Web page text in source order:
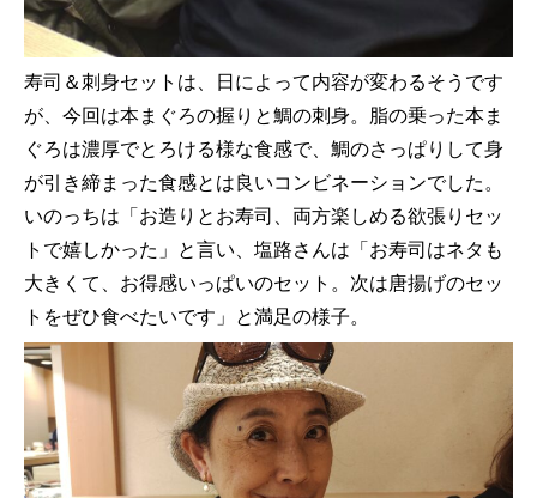
寿司＆刺身セットは、日によって内容が変わるそうです
が、今回は本まぐろの握りと鯛の刺身。脂の乗った本ま
ぐろは濃厚でとろける様な食感で、鯛のさっぱりして身
が引き締まった食感とは良いコンビネーションでした。
いのっちは「お造りとお寿司、両方楽しめる欲張りセッ
トで嬉しかった」と言い、塩路さんは「お寿司はネタも
大きくて、お得感いっぱいのセット。次は唐揚げのセッ
トをぜひ食べたいです」と満足の様子。